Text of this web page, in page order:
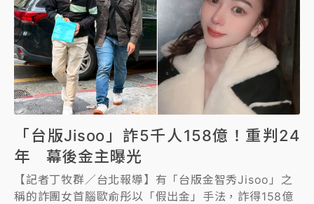
「台版Jisoo」詐5千人158億！重判24
年 幕後金主曝光
【記者丁牧群／台北報導】有「台版金智秀Jisoo」之
稱的詐團女首腦歐俞彤以「假出金」手法，詐得158億